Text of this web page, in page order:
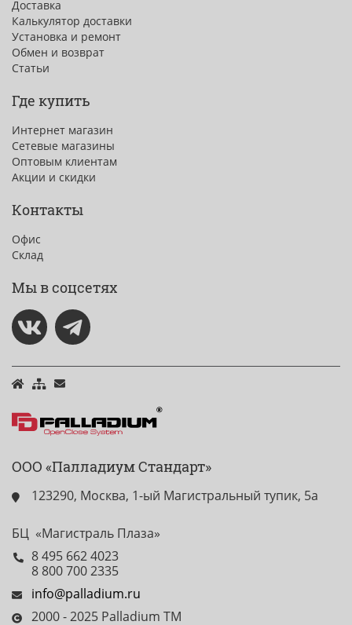
Доставка
Калькулятор доставки
Установка и ремонт
Обмен и возврат
Статьи
Где купить
Интернет магазин
Сетевые магазины
Оптовым клиентам
Акции и скидки
Контакты
Офис
Склад
Мы в соцсетях
ООО «Палладиум Стандарт»
123290, Москва, 1-ый Магистральный тупик, 5а
БЦ «Магистраль Плаза»
8 495 662 4023
8 800 700 2335
info@palladium.ru
2000 - 2025 Palladium TM